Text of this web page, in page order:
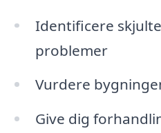
Identificere
problemer
Vurdere
Give dig